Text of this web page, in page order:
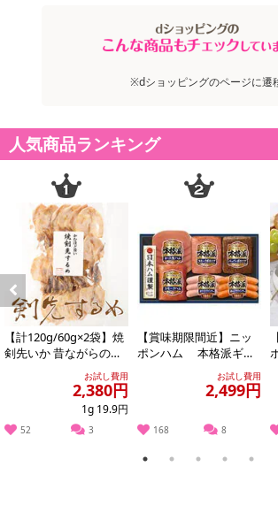
※dショッピングのページに遷
人気商品ランキング
Previous
【計120g/60g×2袋】焼
剣先いか 昔ながらのお
つまみ珍味 イカ好きに
お試し費用
2,380円
1g 19.9円
52 3
【賞味期限間近】ニッ
ポンハム 本格派ギフ
お試し費用
2,499円
168 8
1 2 3 4 5